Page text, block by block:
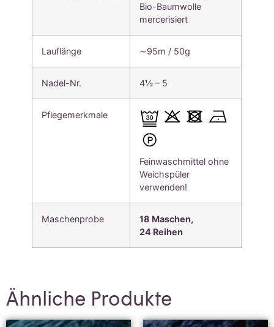
Bio-Baumwolle
mercerisiert
Lauflänge ∼95m / 50g
Nadel-Nr. 4½ – 5
Pflegemerkmale
Feinwaschmittel ohne
Weichspüler
verwenden!
Maschenprobe
18 Maschen,
24 Reihen
Ähnliche Produkte